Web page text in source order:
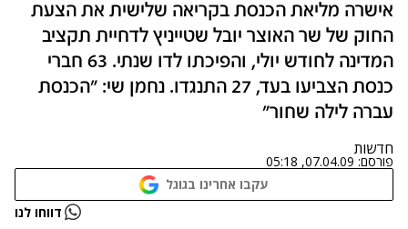
אישרה מליאת הכנסת בקריאה שלישית את הצעת
החוק של שר האוצר יובל שטייניץ לדחיית תקציב
המדינה לחודש יולי, והפיכתו לדו שנתי. 63 חברי
כנסת הצביעו בעד, 27 התנגדו. נחמן שי: "הכנסת
עברה לילה שחור"
חדשות
פורסם: 07.04.09, 05:18
עקבו אחרינו בגוגל
נתקלנו בבעיה דווחו לנו